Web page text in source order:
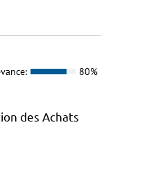
80%
des Achats